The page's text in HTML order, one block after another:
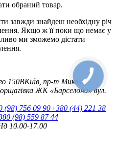
обраний товар.
завжди знайдеш необхідну річ
Якщо ж її поки що немає у
ми зможемо дістати
150ВКиїв, пр-т Миколи
ЖК «Барселона» вул.
(98) 756 09 90+380 (44) 221 38
(98) 559 87 44
10.00-17.00